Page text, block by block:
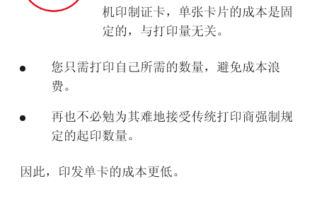
机印制证卡，单张卡片的成本是固
定的，与打印量无关。
您只需打印自己所需的数量，避免成本浪
费。
再也不必勉为其难地接受传统打印商强制规
定的起印数量。
因此，印发单卡的成本更低。